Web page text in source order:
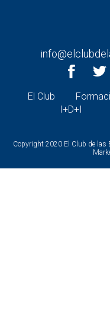
El Club
I+D+I
Copyright 2020 El Club de las